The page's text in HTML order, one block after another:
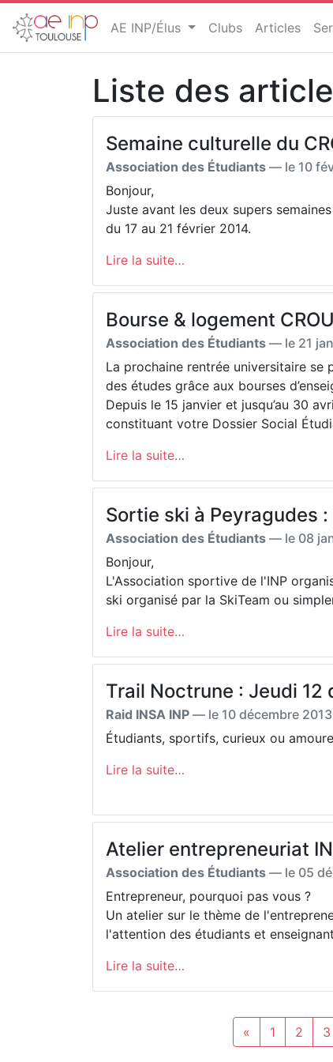
AE INP/Élus Clubs Articles
Liste des
Semaine culturelle du
Association des Étudiants — le 10
Bonjour,
Juste avant les deux supers
du 17 au 21 février 2014.
Lire la suite…
Bourse & logement
Association des Étudiants — le 21
La prochaine rentrée universitaire se
des études grâce aux bourses
Depuis le 15 janvier et jusqu’au 30
constituant votre Dossier Social
Lire la suite…
Sortie ski à Peyragudes
Association des Étudiants — le 08
Bonjour,
L'Association sportive de l'INP
ski organisé par la SkiTeam ou
Lire la suite…
Trail Noctrune : Jeudi 12
Raid INSA INP — le 10 décembre
Étudiants, sportifs, curieux ou
Lire la suite…
Atelier entrepreneuriat
Association des Étudiants — le 05
Entrepreneur, pourquoi pas vous ?
Un atelier sur le thème de
l'attention des étudiants et
Lire la suite…
« 1 2 3